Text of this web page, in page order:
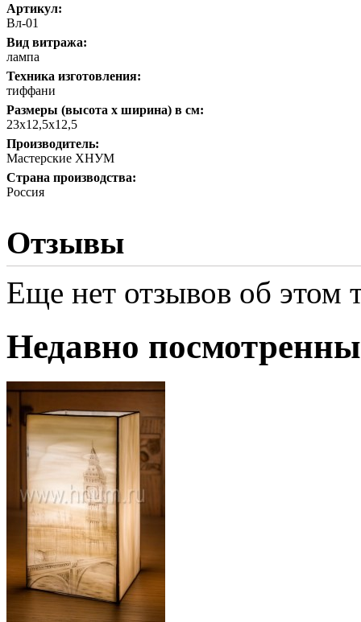
Артикул:
Вл-01
Вид витража:
лампа
Техника изготовления:
тиффани
Размеры (высота х ширина) в см:
23х12,5х12,5
Производитель:
Мастерские ХНУМ
Страна производства:
Россия
Отзывы
Еще нет отзывов об этом
Недавно